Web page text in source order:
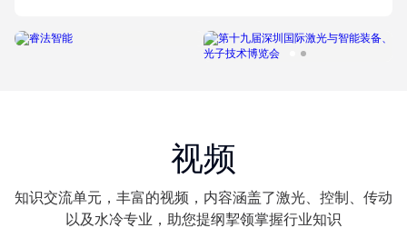
视频
知识交流单元，丰富的视频，内容涵盖了激光、控制、传动
以及水冷专业，助您提纲挈领掌握行业知识